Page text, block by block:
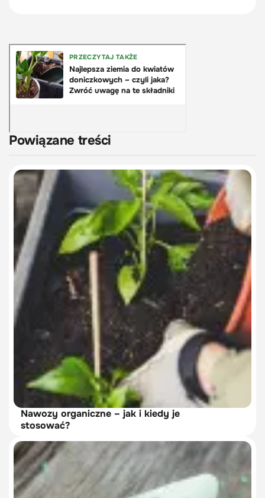
Powiązane treści
Nawozy organiczne – jak i kiedy je
stosować?